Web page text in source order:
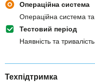
Операційна система
Операційна система
Тестовий період
Наявність та
Техпідтримка